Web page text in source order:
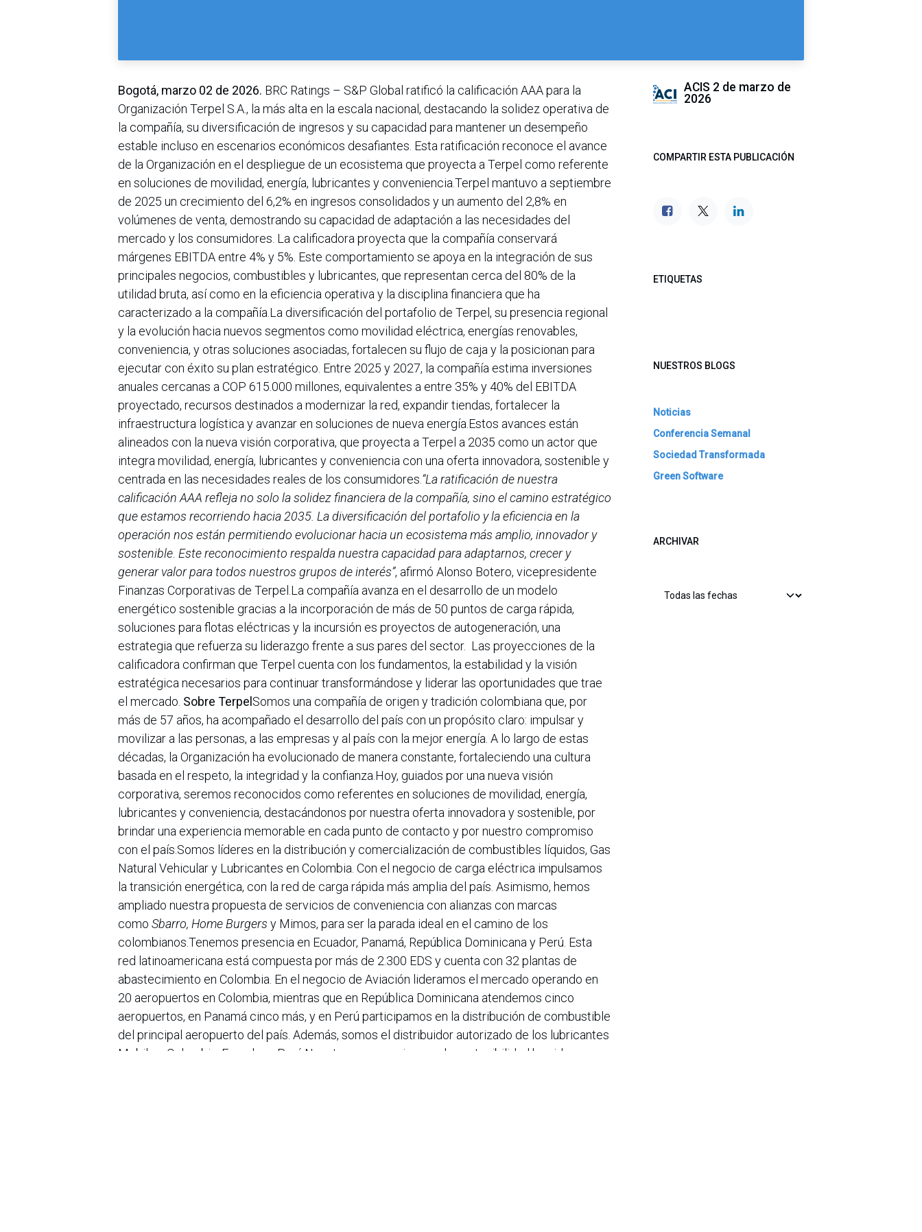
Bogotá, marzo 02 de 2026. BRC Ratings – S&P Global ratificó la calificación AAA para la
Organización Terpel S.A., la más alta en la escala nacional, destacando la solidez operativa de
la compañía, su diversificación de ingresos y su capacidad para mantener un desempeño
estable incluso en escenarios económicos desafiantes. Esta ratificación reconoce el avance
de la Organización en el despliegue de un ecosistema que proyecta a Terpel como referente
en soluciones de movilidad, energía, lubricantes y conveniencia.Terpel mantuvo a septiembre
de 2025 un crecimiento del 6,2% en ingresos consolidados y un aumento del 2,8% en
volúmenes de venta, demostrando su capacidad de adaptación a las necesidades del
mercado y los consumidores. La calificadora proyecta que la compañía conservará
márgenes EBITDA entre 4% y 5%. Este comportamiento se apoya en la integración de sus
principales negocios, combustibles y lubricantes, que representan cerca del 80% de la
utilidad bruta, así como en la eficiencia operativa y la disciplina financiera que ha
caracterizado a la compañía.La diversificación del portafolio de Terpel, su presencia regional
y la evolución hacia nuevos segmentos como movilidad eléctrica, energías renovables,
conveniencia, y otras soluciones asociadas, fortalecen su flujo de caja y la posicionan para
ejecutar con éxito su plan estratégico. Entre 2025 y 2027, la compañía estima inversiones
anuales cercanas a COP 615.000 millones, equivalentes a entre 35% y 40% del EBITDA
proyectado, recursos destinados a modernizar la red, expandir tiendas, fortalecer la
infraestructura logística y avanzar en soluciones de nueva energía.Estos avances están
alineados con la nueva visión corporativa, que proyecta a Terpel a 2035 como un actor que
integra movilidad, energía, lubricantes y conveniencia con una oferta innovadora, sostenible y
centrada en las necesidades reales de los consumidores. “La ratificación de nuestra
calificación AAA refleja no solo la solidez financiera de la compañía, sino el camino estratégico
que estamos recorriendo hacia 2035. La diversificación del portafolio y la eficiencia en la
operación nos están permitiendo evolucionar hacia un ecosistema más amplio, innovador y
sostenible. Este reconocimiento respalda nuestra capacidad para adaptarnos, crecer y
generar valor para todos nuestros grupos de interés”, afirmó Alonso Botero, vicepresidente
Finanzas Corporativas de Terpel.La compañía avanza en el desarrollo de un modelo
energético sostenible gracias a la incorporación de más de 50 puntos de carga rápida,
soluciones para flotas eléctricas y la incursión es proyectos de autogeneración, una
estrategia que refuerza su liderazgo frente a sus pares del sector. Las proyecciones de la
calificadora confirman que Terpel cuenta con los fundamentos, la estabilidad y la visión
estratégica necesarios para continuar transformándose y liderar las oportunidades que trae
el mercado. Sobre Terpel Somos una compañía de origen y tradición colombiana que, por
más de 57 años, ha acompañado el desarrollo del país con un propósito claro: impulsar y
movilizar a las personas, a las empresas y al país con la mejor energía. A lo largo de estas
décadas, la Organización ha evolucionado de manera constante, fortaleciendo una cultura
basada en el respeto, la integridad y la confianza.Hoy, guiados por una nueva visión
corporativa, seremos reconocidos como referentes en soluciones de movilidad, energía,
lubricantes y conveniencia, destacándonos por nuestra oferta innovadora y sostenible, por
brindar una experiencia memorable en cada punto de contacto y por nuestro compromiso
con el país.Somos líderes en la distribución y comercialización de combustibles líquidos, Gas
Natural Vehicular y Lubricantes en Colombia. Con el negocio de carga eléctrica impulsamos
la transición energética, con la red de carga rápida más amplia del país. Asimismo, hemos
ampliado nuestra propuesta de servicios de conveniencia con alianzas con marcas
como Sbarro, Home Burgers y Mimos, para ser la parada ideal en el camino de los
colombianos.Tenemos presencia en Ecuador, Panamá, República Dominicana y Perú. Esta
red latinoamericana está compuesta por más de 2.300 EDS y cuenta con 32 plantas de
abastecimiento en Colombia. En el negocio de Aviación lideramos el mercado operando en
20 aeropuertos en Colombia, mientras que en República Dominicana atendemos cinco
aeropuertos, en Panamá cinco más, y en Perú participamos en la distribución de combustible
del principal aeropuerto del país. Además, somos el distribuidor autorizado de los lubricantes
Mobil en Colombia, Ecuador y Perú.Nuestro compromiso con la sostenibilidad ha sido
ACIS 2 de marzo de
2026
COMPARTIR ESTA PUBLICACIÓN
ETIQUETAS
NUESTROS BLOGS
Noticias
Conferencia Semanal
Sociedad Transformada
Green Software
ARCHIVAR